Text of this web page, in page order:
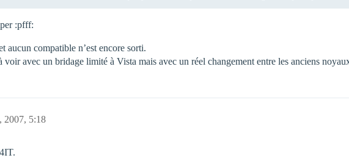
:pfff:
aucun compatible n’est encore sorti.
voir avec un bridage limité à Vista mais avec un réel changement entre les anciens
2007, 5:18